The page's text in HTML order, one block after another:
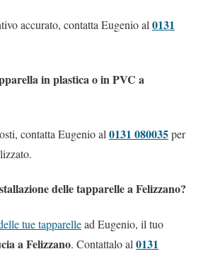
accurato, contatta Eugenio al 0131
in plastica o in PVC a
contatta Eugenio al 0131 080035per
delle tapparelle a Felizzano?
tue tapparellead Eugenio, il tuo
a Felizzano. Contattalo al 0131